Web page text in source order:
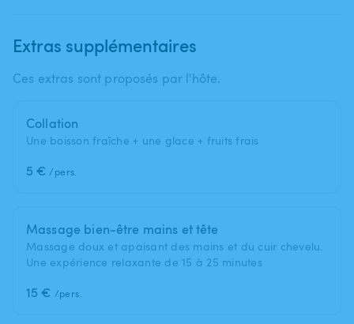
Extras supplémentaires
Ces extras sont proposés par l'hôte.
Collation
Une boisson fraîche + une glace + fruits frais
5 € /pers.
Massage bien-être mains et tête
Massage doux et apaisant des mains et du cuir chevelu.
Une expérience relaxante de 15 à 25 minutes
15 € /pers.